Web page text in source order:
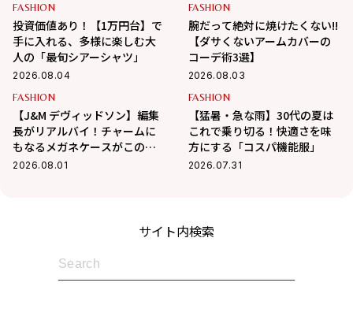
FASHION
投資価値あり！【1万円台】で
手に入れる、多様に楽しむ大
人の「最旬シアーシャツ」
2026.08.04
FASHION
腕だって絶対に焼けたくない!!
【ダサくないアームカバーの
コーデ術3選】
2026.08.03
FASHION
【J&M デヴィッドソン】編集
長がリアルバイ！チャームに
もなるメガネケースがこの夏
大活躍の予感
2026.08.01
FASHION
【猛暑・急な雨】30代の夏は
これで乗り切る！快適さを味
方にする「コスパ機能服」
2026.07.31
サイト内検索